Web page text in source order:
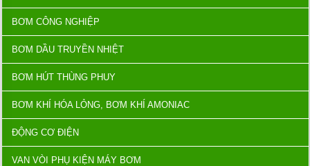
BƠM CÔNG NGHIỆP
BƠM DẦU TRUYỀN NHIỆT
BƠM HÚT THÙNG PHUY
BƠM KHÍ HÓA LỎNG, BƠM KHÍ AMONIAC
ĐỘNG CƠ ĐIỆN
VAN VÒI PHỤ KIỆN MÁY BƠM